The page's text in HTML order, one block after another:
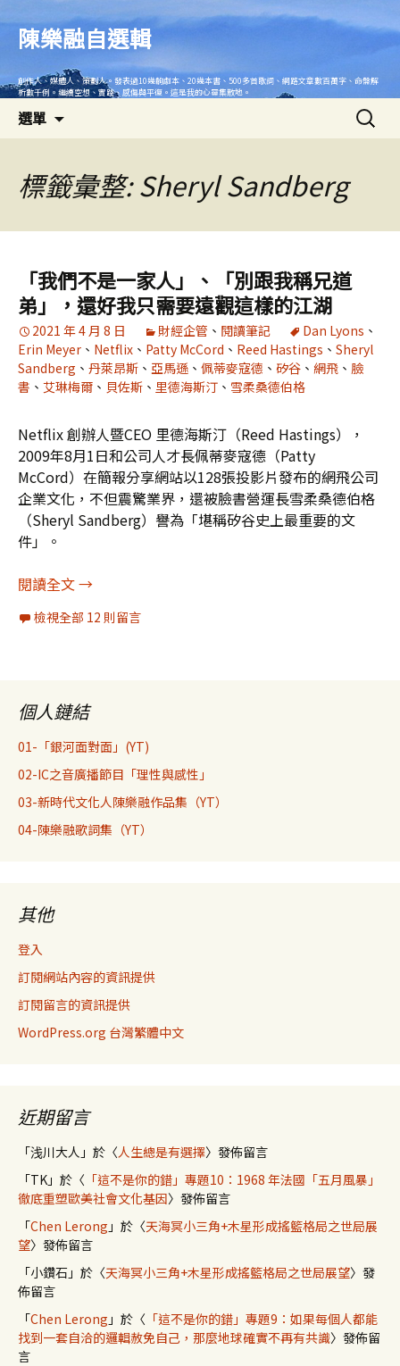
內
陳樂融自選輯
創作人、媒體人、策劃人。發表過10幾齣劇本、20幾本書、500多首歌詞、網路文章數百萬字、命盤解
析數千例。繼續空想、實踐、感傷與平復。這是我的心靈集散地。
選單
搜
尋
標籤彙整: Sheryl Sandberg
「我們不是一家人」、「別跟我稱兄道
弟」，還好我只需要遠觀這樣的江湖
2021 年 4 月 8 日 財經企管 、 閱讀筆記 Dan Lyons 、
Erin Meyer 、 Netflix 、 Patty McCord 、 Reed Hastings 、 Sheryl
Sandberg 、 丹萊昂斯 、 亞馬遜 、 佩蒂麥寇德 、 矽谷 、 網飛 、 臉
書 、 艾琳梅爾 、 貝佐斯 、 里德海斯汀 、 雪柔桑德伯格
Netflix 創辦人暨CEO 里德海斯汀（Reed Hastings），
2009年8月1日和公司人才長佩蒂麥寇德（Patty
McCord）在簡報分享網站以128張投影片發布的網飛公司
企業文化，不但震驚業界，還被臉書營運長雪柔桑德伯格
（Sheryl Sandberg）譽為「堪稱矽谷史上最重要的文
件」。
閱讀全文「我們不是一家人」、「別跟我稱兄道弟」，還好
→
檢視全部 12 則留言
個人鏈結
01-「銀河面對面」(YT)
02-IC之音廣播節目「理性與感性」
03-新時代文化人陳樂融作品集（YT）
04-陳樂融歌詞集（YT）
其他
登入
訂閱網站內容的資訊提供
訂閱留言的資訊提供
WordPress.org 台灣繁體中文
近期留言
「浅川大人 」於〈人生總是有選擇〉發佈留言
「TK」於〈 「這不是你的錯」專題10：1968 年法國「五月風暴」
徹底重塑歐美社會文化基因〉發佈留言
「Chen Lerong 」於〈天海冥小三角+木星形成搖籃格局之世局展
望〉發佈留言
「小鑽石 」於〈天海冥小三角+木星形成搖籃格局之世局展望〉發
佈留言
「Chen Lerong 」於〈 「這不是你的錯」專題9：如果每個人都能
找到一套自洽的邏輯赦免自己，那麼地球確實不再有共識〉發佈留
言